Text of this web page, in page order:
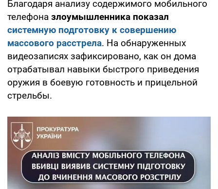
Благодаря анализу содержимого мобильного
телефона злоумышленника показал
системную подготовку к совершению
массового расстрела. На обнаруженных
видеозаписях зафиксировано, как он дома
отрабатывал навыки быстрого приведения
оружия в боевую готовность и прицельной
стрельбы.